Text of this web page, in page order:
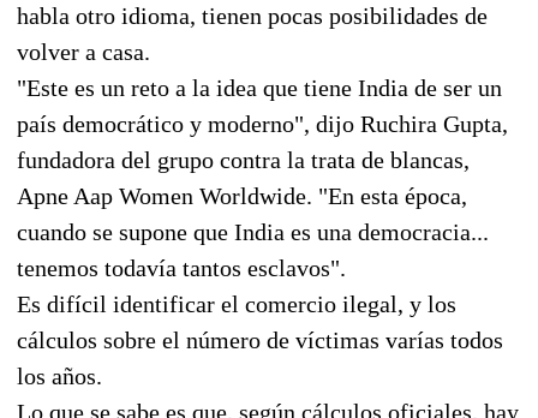
habla otro idioma, tienen pocas posibilidades de
volver a casa.
"Este es un reto a la idea que tiene India de ser un
país democrático y moderno", dijo Ruchira Gupta,
fundadora del grupo contra la trata de blancas,
Apne Aap Women Worldwide. "En esta época,
cuando se supone que India es una democracia...
tenemos todavía tantos esclavos".
Es difícil identificar el comercio ilegal, y los
cálculos sobre el número de víctimas varías todos
los años.
Lo que se sabe es que, según cálculos oficiales, hay